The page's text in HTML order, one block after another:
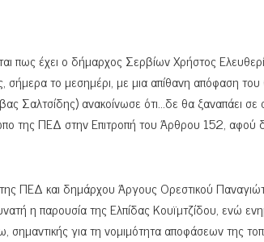
πως έχει ο δήμαρχος Σερβίων Χρήστος
το μεσημέρι, με μια απίθανη απόφαση του
Σαλτσίδης) ανακοίνωσε ότι…δε θα ξαναπάει
της ΠΕΔ στην Επιτροπή του Άρθρου 152, αφού
ΠΕΔ και δημάρχου Άργους Ορεστικού
η παρουσία της Ελπίδας Κουϊμτζίδου, ενώ
σημαντικής για τη νομιμότητα αποφάσεων της